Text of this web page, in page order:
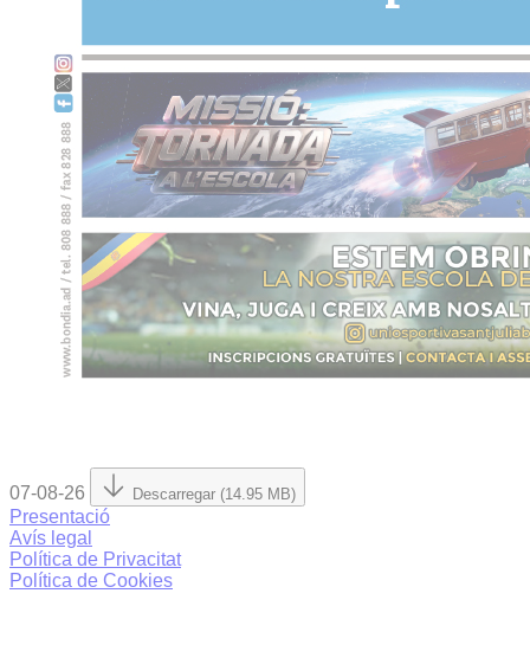
07-08-26 Descarregar (14.95 MB)
Presentació
Avís legal
Política de Privacitat
Política de Cookies